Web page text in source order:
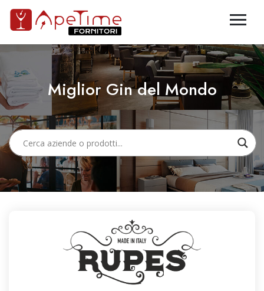
Miglior Gin del Mondo